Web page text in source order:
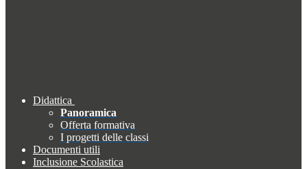
Didattica
Panoramica
Offerta formativa
I progetti delle classi
Documenti utili
Inclusione Scolastica